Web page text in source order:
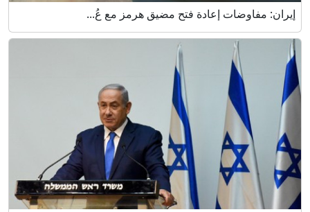
إيران: مفاوضات إعادة فتح مضيق هرمز مع عُ...